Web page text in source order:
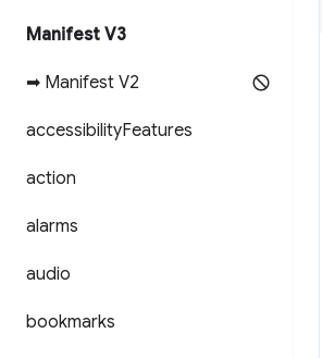
Manifest V3
➡ Manifest V2
accessibilityFeatures
action
alarms
audio
bookmarks